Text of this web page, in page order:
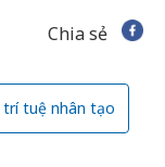
Chia sẻ
trí tuệ nhân tạo